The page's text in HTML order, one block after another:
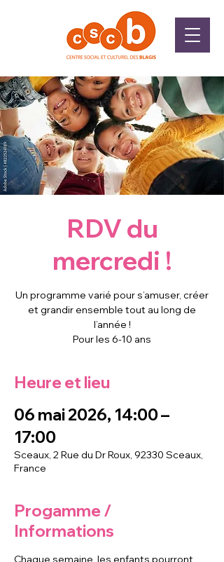
RDV du
mercredi !
Un programme varié pour s’amuser, créer
et grandir ensemble tout au long de
l’année !
Pour les 6-10 ans
Heure et lieu
06 mai 2026, 14:00 –
17:00
Sceaux, 2 Rue du Dr Roux, 92330 Sceaux,
France
Progamme /
Informations
Chaque semaine, les enfants pourront